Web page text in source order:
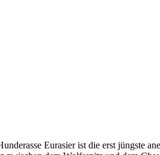
Eurasier ist die erst jüngste